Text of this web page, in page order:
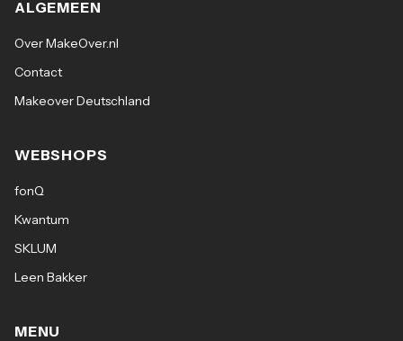
ALGEMEEN
Over MakeOver.nl
Contact
Makeover Deutschland
WEBSHOPS
fonQ
Kwantum
SKLUM
Leen Bakker
MENU